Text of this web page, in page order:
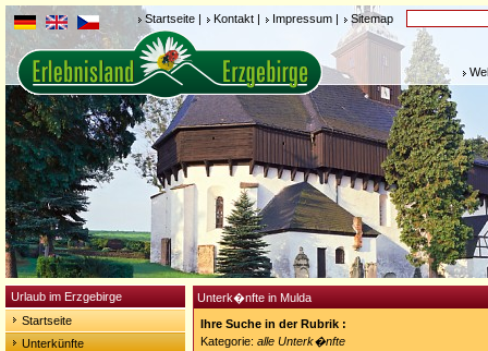
Startseite | Kontakt | Impressum | Sitemap
Urlaub im Erzgebirge
Startseite
Unterkünfte
Unterk�nfte in Mulda
Ihre Suche in der Rubrik :
Kategorie: alle Unterk�nfte